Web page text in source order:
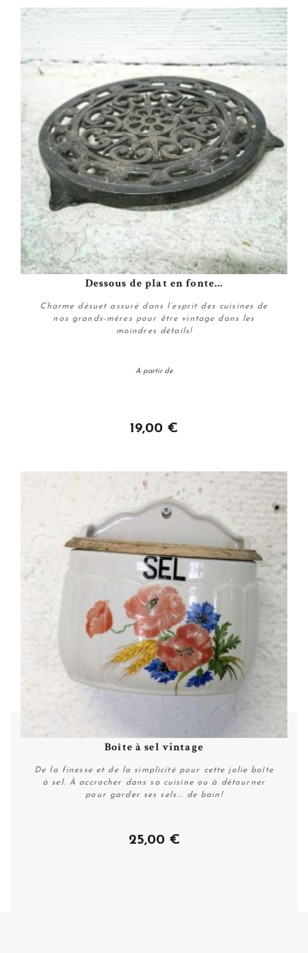
Dessous de plat en fonte...
Charme désuet assuré dans l’esprit des cuisines de
nos grands-mères pour être vintage dans les
moindres détails!
A partir de
19,00 €
Boîte à sel vintage
De la finesse et de la simplicité pour cette jolie boîte
à sel. À accrocher dans sa cuisine ou à détourner
pour garder ses sels... de bain!
25,00 €